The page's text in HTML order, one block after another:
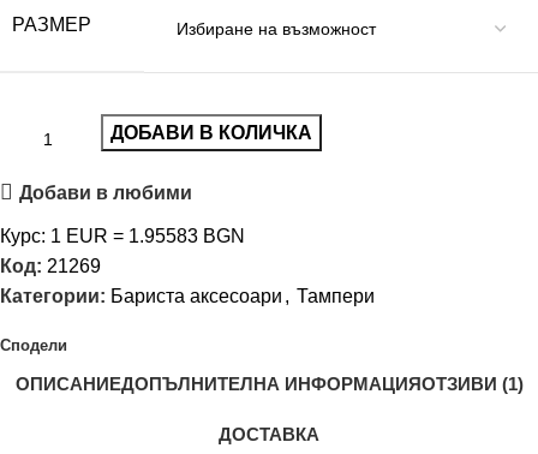
РАЗМЕР
ДОБАВИ В КОЛИЧКА
Добави в любими
Курс: 1 EUR = 1.95583 BGN
Код: 21269
Категории: Бариста аксесоари , Тампери
Сподели
ОПИСАНИЕДОПЪЛНИТЕЛНА ИНФОРМАЦИЯОТЗИВИ (1)
ДОСТАВКА